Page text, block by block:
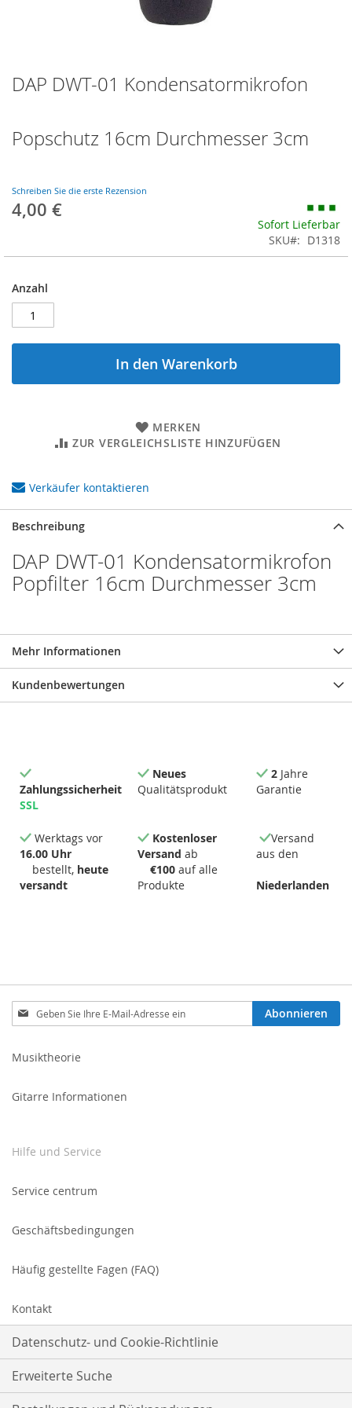
DAP DWT-01 Kondensatormikrofon
Popschutz 16cm Durchmesser 3cm
Schreiben Sie die erste Rezension
4,00 €
Sofort Lieferbar
SKU
D1318
Anzahl
In den Warenkorb
MERKEN
ZUR VERGLEICHSLISTE HINZUFÜGEN
Verkäufer kontaktieren
Anfang
der
Beschreibung
DAP DWT-01 Kondensatormikrofon
Popfilter 16cm Durchmesser 3cm
Mehr Informationen
Kundenbewertungen
Zahlungssicherheit
SSL
Neues
Qualitätsprodukt
2 Jahre
Garantie
Werktags vor
16.00 Uhr
bestellt, heute
versandt
Kostenloser
Versand ab
€100 auf alle
Produkte
Versand
aus den
Niederlanden
Melden
Sie
für
an:
Abonnieren
Musiktheorie
Gitarre Informationen
Hilfe und Service
Service centrum
Geschäftsbedingungen
Häufig gestellte Fagen (FAQ)
Kontakt
Datenschutz- und Cookie-Richtlinie
Erweiterte Suche